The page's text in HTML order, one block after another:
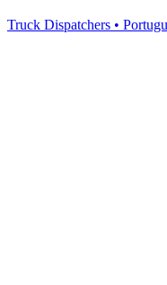
Truck Dispatchers •